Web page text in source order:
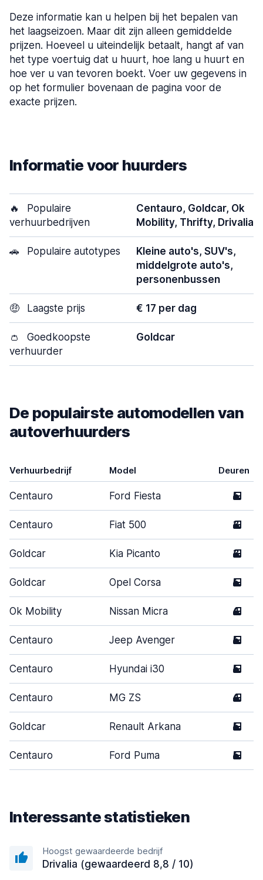
Deze informatie kan u helpen bij het bepalen van
het laagseizoen. Maar dit zijn alleen gemiddelde
prijzen. Hoeveel u uiteindelijk betaalt, hangt af van
het type voertuig dat u huurt, hoe lang u huurt en
hoe ver u van tevoren boekt. Voer uw gegevens in
op het formulier bovenaan de pagina voor de
exacte prijzen.
Informatie voor huurders
🔥
Populaire
verhuurbedrijven
Centauro, Goldcar, Ok
Mobility, Thrifty, Drivalia
🚗 Populaire autotypes
Kleine auto's, SUV's,
middelgrote auto's,
personenbussen
🤑 Laagste prijs € 17 per dag
👛
Goedkoopste
verhuurder
Goldcar
De populairste automodellen van
autoverhuurders
Verhuurbedrijf Model Deuren
Centauro Ford Fiesta 5
Centauro Fiat 500 3
Goldcar Kia Picanto 3
Goldcar Opel Corsa 5
Ok Mobility Nissan Micra 4
Centauro Jeep Avenger 5
Centauro Hyundai i30 5
Centauro MG ZS 4
Goldcar Renault Arkana 5
Centauro Ford Puma 5
Interessante statistieken
Hoogst gewaardeerde bedrijf
Drivalia (gewaardeerd 8,8 / 10)